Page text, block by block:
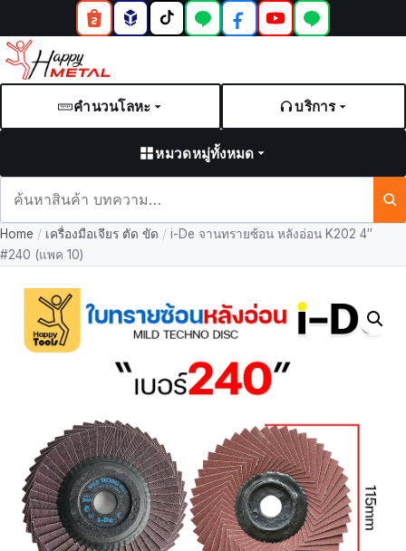
คำนวนโลหะ บริการ
หมวดหมู่ทั้งหมด
และ
บทความ
Home / เครื่องมือเจียร ตัด ขัด / i-De จานทรายซ้อน หลังอ่อน K202 4″
#240 (แพค 10)